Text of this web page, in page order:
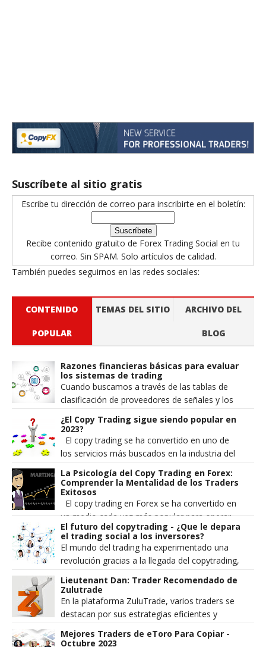
Suscríbete al sitio gratis
Escribe tu dirección de correo para inscribirte en el boletín:
Recibe contenido gratuito de Forex Trading Social en tu
correo. Sin SPAM. Solo artículos de calidad.
También puedes seguirnos en las redes sociales:
CONTENIDO
POPULAR
TEMAS DEL SITIO ARCHIVO DEL
BLOG
Razones financieras básicas para evaluar
los sistemas de trading
Cuando buscamos a través de las tablas de
clasificación de proveedores de señales y los
gráficos de rendimiento de estos traders e...
¿El Copy Trading sigue siendo popular en
2023?
El copy trading se ha convertido en uno de
los servicios más buscados en la industria del
trading minorista. Se popularizó a principios
de...
La Psicología del Copy Trading en Forex:
Comprender la Mentalidad de los Traders
Exitosos
El copy trading en Forex se ha convertido en
un medio cada vez más popular para operar
en el mercado de divisas. Implica copiar las
operac...
El futuro del copytrading - ¿Que le depara
el trading social a los inversores?
El mundo del trading ha experimentado una
revolución gracias a la llegada del copytrading,
una forma innovadora de invertir en los
mercados ...
Lieutenant Dan: Trader Recomendado de
Zulutrade
En la plataforma ZuluTrade, varios traders se
destacan por sus estrategias eficientes y
resultados consistentes en el mercado
financiero. Un...
Mejores Traders de eToro Para Copiar -
Octubre 2023